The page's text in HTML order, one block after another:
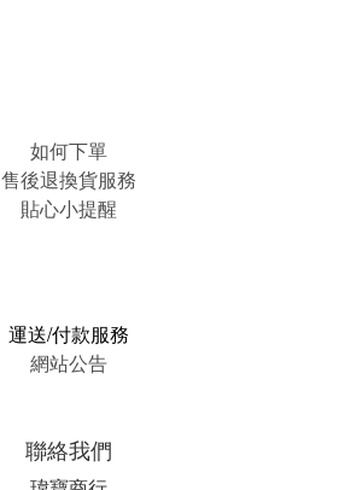
如何下單
售後退換貨服務
貼心小提醒
運送/付款服務
網站公告
聯絡我們